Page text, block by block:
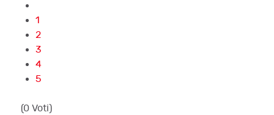
1
2
3
4
5
(0 Voti)